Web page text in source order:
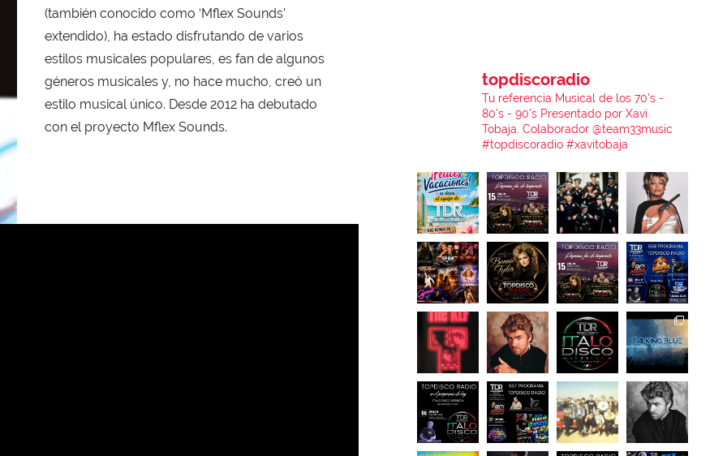
(también conocido como ‘Mflex Sounds’
extendido), ha estado disfrutando de varios
estilos musicales populares, es fan de algunos
géneros musicales y, no hace mucho, creó un
estilo musical único. Desde 2012 ha debutado
con el proyecto Mflex Sounds.
topdiscoradio
Tu referencia Musical de los 70's -
80's - 90's Presentado por Xavi
Tobaja.Colaborador @team33music
#topdiscoradio #xavitobaja